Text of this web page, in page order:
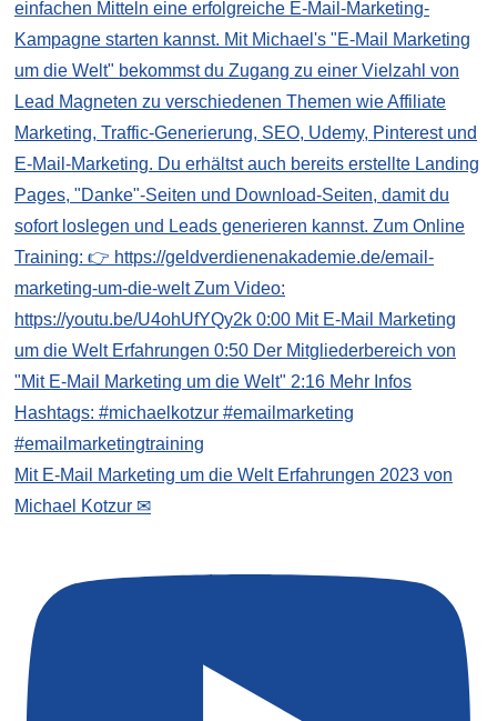
Mit E-Mail Marketing um die Welt Erfahrungen 2023 von
Michael Kotzur ✉